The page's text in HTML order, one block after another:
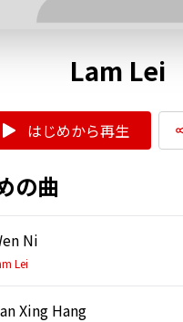
Lam Lei
はじめから再生
の曲
Ni
Lei
Xing Hang